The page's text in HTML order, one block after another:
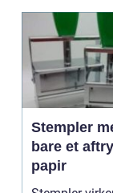
Stempler mere end
bare et
papir